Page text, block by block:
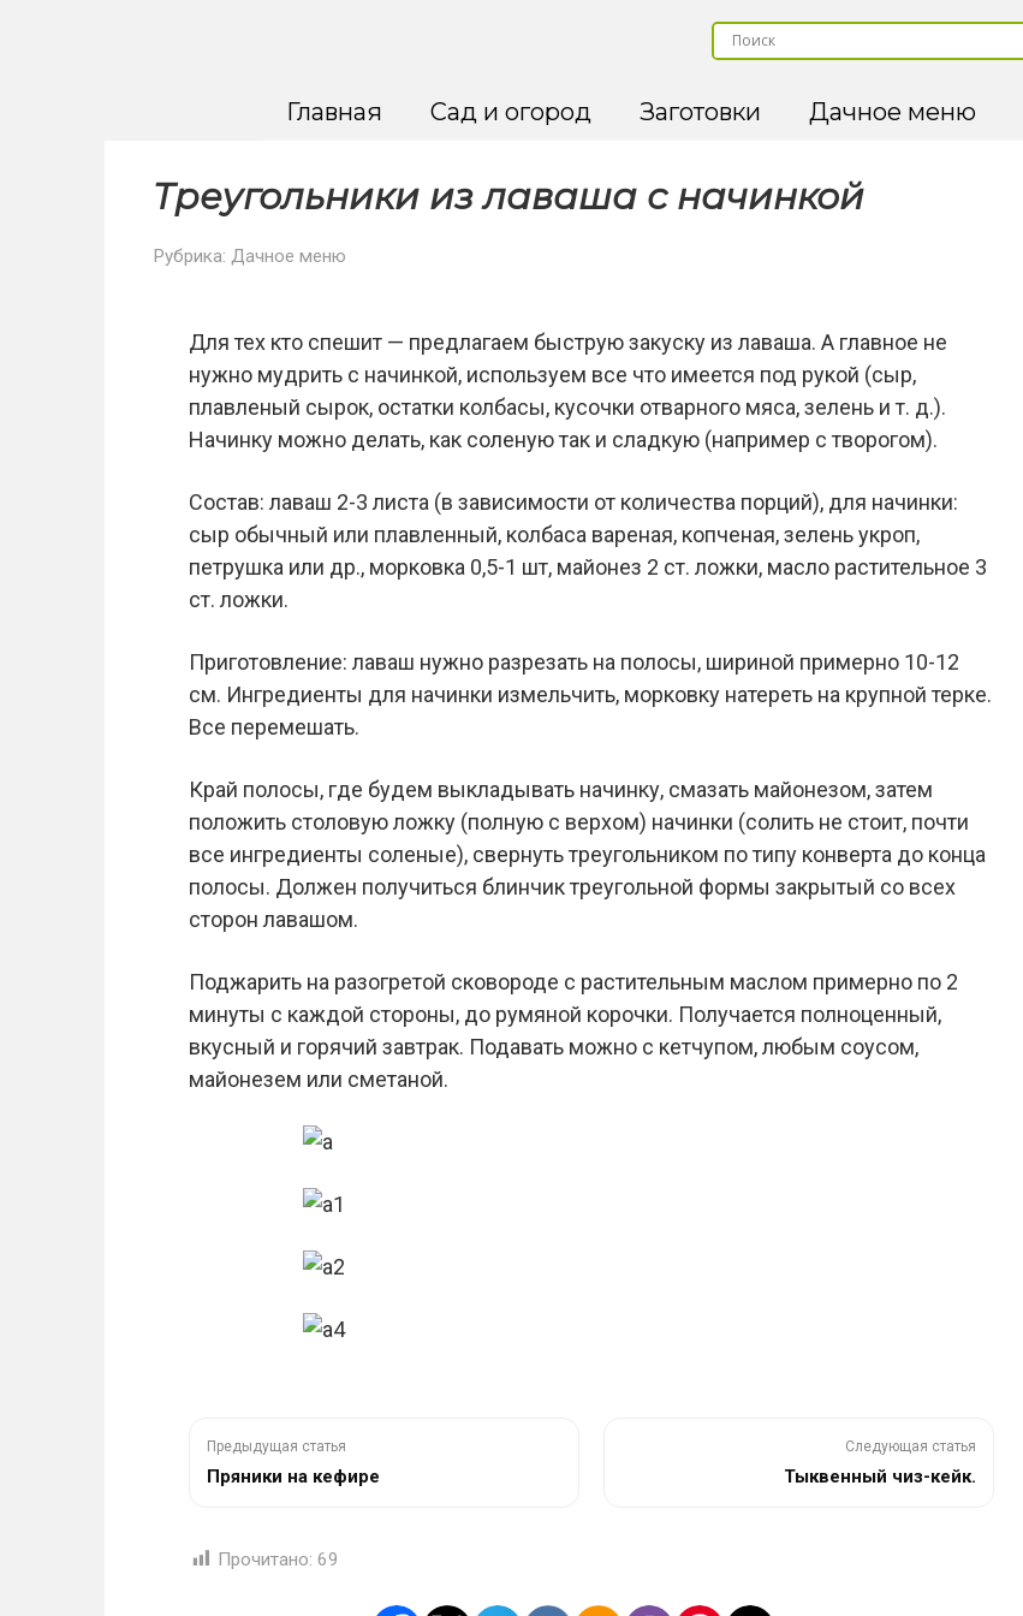
Главная Сад и огород Заготовки Дачное меню
Треугольники из лаваша с начинкой
Рубрика: Дачное меню
Для тех кто спешит — предлагаем быструю закуску из лаваша. А главное не
нужно мудрить с начинкой, используем все что имеется под рукой (сыр,
плавленый сырок, остатки колбасы, кусочки отварного мяса, зелень и т. д.).
Начинку можно делать, как соленую так и сладкую (например с творогом).
Состав: лаваш 2-3 листа (в зависимости от количества порций), для начинки:
сыр обычный или плавленный, колбаса вареная, копченая, зелень укроп,
петрушка или др., морковка 0,5-1 шт, майонез 2 ст. ложки, масло растительное 3
ст. ложки.
Приготовление: лаваш нужно разрезать на полосы, шириной примерно 10-12
см. Ингредиенты для начинки измельчить, морковку натереть на крупной терке.
Все перемешать.
Край полосы, где будем выкладывать начинку, смазать майонезом, затем
положить столовую ложку (полную с верхом) начинки (солить не стоит, почти
все ингредиенты соленые), свернуть треугольником по типу конверта до конца
полосы. Должен получиться блинчик треугольной формы закрытый со всех
сторон лавашом.
Поджарить на разогретой сковороде с растительным маслом примерно по 2
минуты с каждой стороны, до румяной корочки. Получается полноценный,
вкусный и горячий завтрак. Подавать можно с кетчупом, любым соусом,
майонезем или сметаной.
Предыдущая статья
Пряники на кефире
Следующая статья
Тыквенный чиз-кейк.
Прочитано: 69